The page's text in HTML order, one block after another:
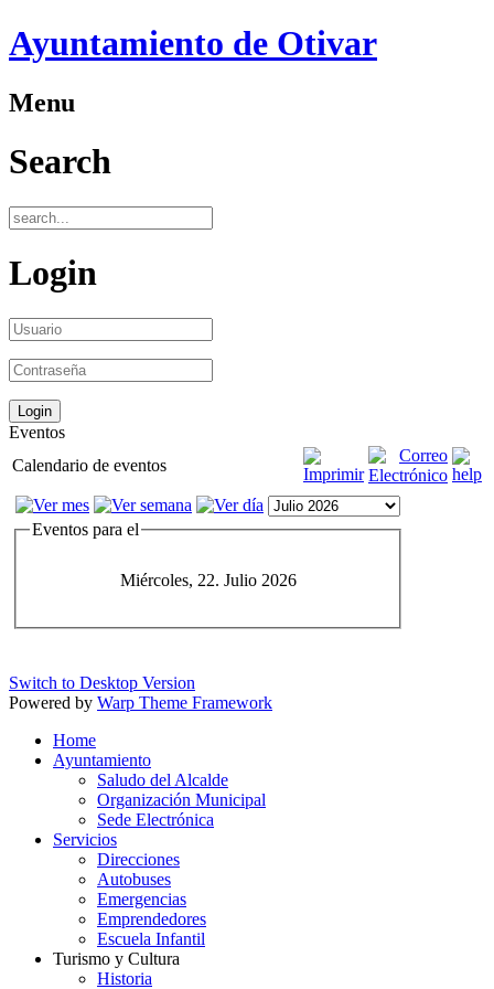
Ayuntamiento de Otivar
Menu
Search
Login
Eventos
Calendario de eventos
Eventos para el
Miércoles, 22. Julio 2026
Switch to Desktop Version
Powered by Warp Theme Framework
Home
Ayuntamiento
Saludo del Alcalde
Organización Municipal
Sede Electrónica
Servicios
Direcciones
Autobuses
Emergencias
Emprendedores
Escuela Infantil
Turismo y Cultura
Historia